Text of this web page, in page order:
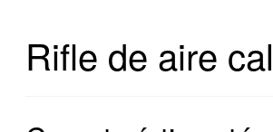
Rifle de aire